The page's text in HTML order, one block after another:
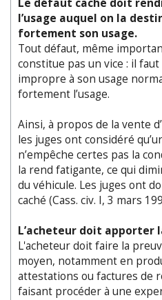
Le défaut caché doit
l’usage auquel on la
fortement son usage.
Tout défaut, même
constitue pas un vice : il
impropre à son usage
fortement l’usage.
Ainsi, à propos de la vente
les juges ont considéré
n’empêche certes pas la
la rend fatigante, ce qui
du véhicule. Les juges ont
caché (Cass. civ. I, 3 mars
L’acheteur doit apporter
L'acheteur doit faire la
moyen, notamment en
attestations ou factures de
faisant procéder à une